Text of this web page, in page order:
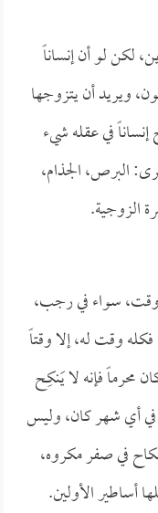
لكن لو أن إنساناً
ويريد أن يتزوجها
في عقله شيء
البرص، الجذام،
الزوجية.
وقت، سواء في رجب،
وقت له، إلا وقتاً
محرماً فإنه لا يَنكِح
في أي شهر كان، وليس
في صفر مكروه،
أساطير الأولين.